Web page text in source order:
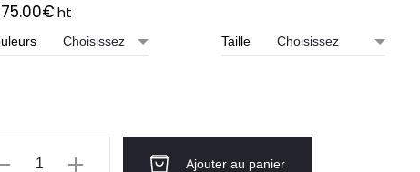
75.00€ht
Taille
Ajouter au panier